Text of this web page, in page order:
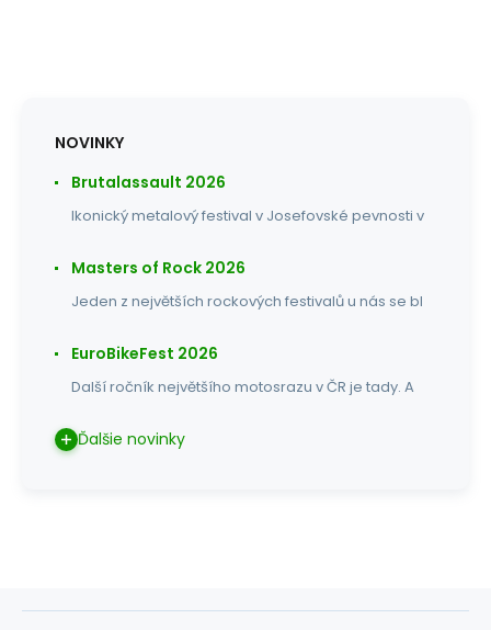
NOVINKY
Brutalassault 2026
Ikonický metalový festival v Josefovské pevnosti v
Masters of Rock 2026
Jeden z největších rockových festivalů u nás se bl
EuroBikeFest 2026
Další ročník největšího motosrazu v ČR je tady. A
Ďalšie novinky